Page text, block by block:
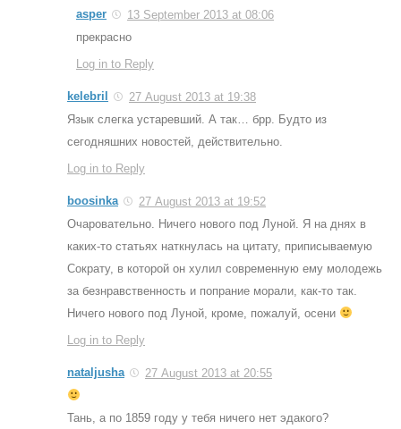
asper
13 September 2013 at 08:06
прекрасно
Log in to Reply
kelebril
27 August 2013 at 19:38
Язык слегка устаревший. А так… брр. Будто из
сегодняшних новостей, действительно.
Log in to Reply
boosinka
27 August 2013 at 19:52
Очаровательно. Ничего нового под Луной. Я на днях в
каких-то статьях наткнулась на цитату, приписываемую
Сократу, в которой он хулил современную ему молодежь
за безнравственность и попрание морали, как-то так.
Ничего нового под Луной, кроме, пожалуй, осени
Log in to Reply
nataljusha 27 August 2013 at 20:55
Тань, а по 1859 году у тебя ничего нет эдакого?